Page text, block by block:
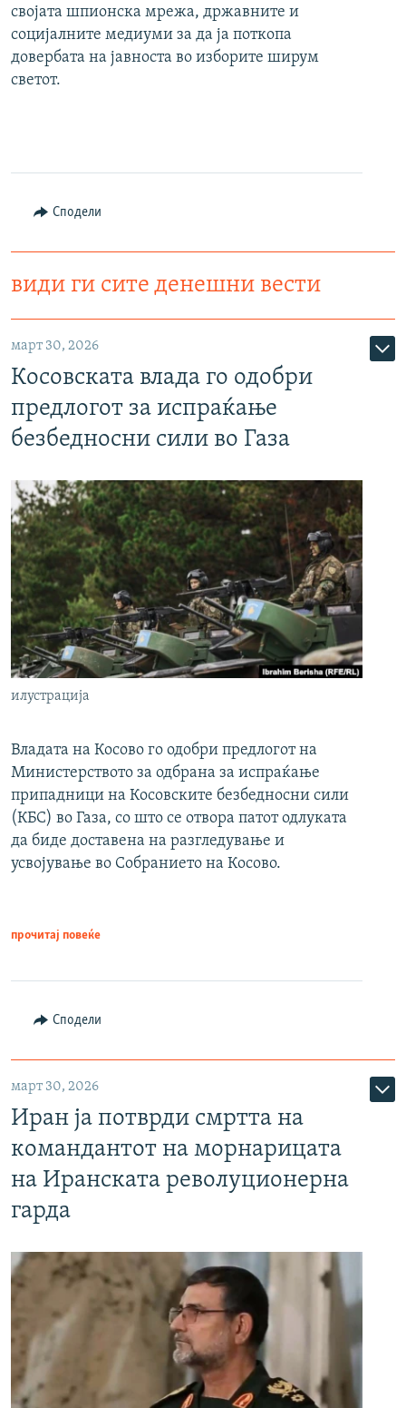
својата шпионска мрежа, државните и
социјалните медиуми за да ја поткопа
довербата на јавноста во изборите ширум
светот.
Сподели
види ги сите денешни вести
март 30, 2026
Косовската влада го одобри
предлогот за испраќање
безбедносни сили во Газа
илустрација
Владата на Косово го одобри предлогот на
Министерството за одбрана за испраќање
припадници на Косовските безбедносни сили
(КБС) во Газа, со што се отвора патот одлуката
да биде доставена на разгледување и
усвојување во Собранието на Косово.
прочитај повеќе
Сподели
март 30, 2026
Иран ја потврди смртта на
командантот на морнарицата
на Иранската револуционерна
гарда